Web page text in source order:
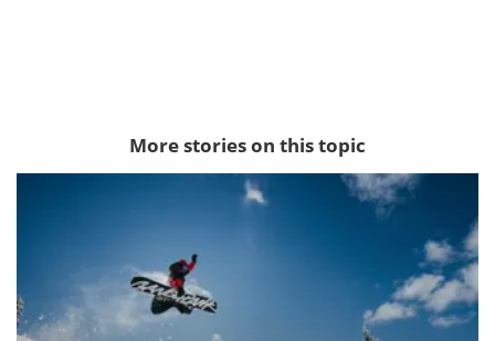
More stories on this topic